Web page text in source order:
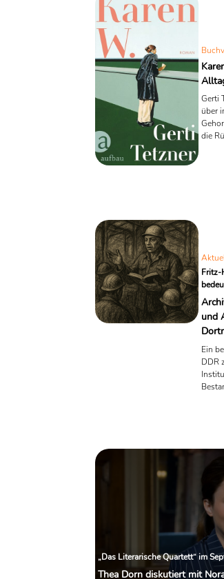
Gerti
über
die
Fritz-
und
Ein
DDR
„Das Literarische Quartett“ im
Thea Dorn diskutiert mit